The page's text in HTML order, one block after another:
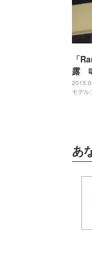
「
露
モデル
あ